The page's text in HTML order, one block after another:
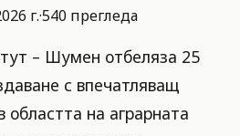
г.·540 прегледа
– Шумен отбеляза 25
с впечатляващ
областта на аграрната